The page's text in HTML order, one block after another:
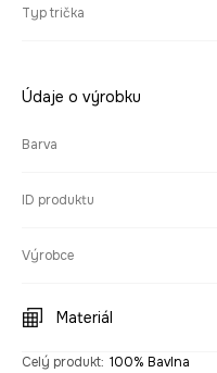
Typ trička
Údaje o výrobku
Barva
ID produktu
Výrobce
Materiál
Celý produkt: 100% Bavlna